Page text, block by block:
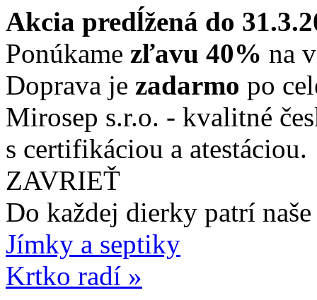
Akcia predĺžená do
Ponúkame zľavu 40% na
Doprava je zadarmo po
Mirosep s.r.o. - kvalitné
s certifikáciou a atestáciou.
ZAVRIEŤ
Do každej dierky patrí
Jímky a septiky
Krtko radí »